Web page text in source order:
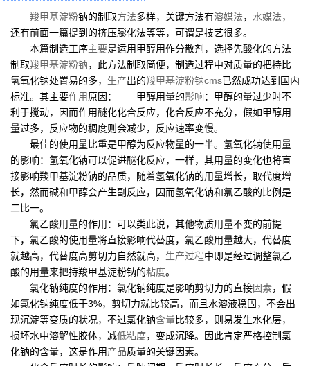
羧甲基淀粉钠的制取方法多样，关键方法有溶媒法， 水媒法，
还有前面一篇提到的挤压膨化法等等，可谓是技艺很多。
本篇制造工序主要是运用甲醇用作分散剂，选择先酸化的方法
制取羧甲基淀粉钠，此方法制取简便，制造过程中对质量的把持比
氢氧化钠处置易的多， 生产出的羧甲基淀粉钠cms已然成功达到国内
标准。其主要作用原因： 甲醇用量的影响：甲醇的量过少时不
利于搅动，因而作用醚化化合反应，化合反应不充分，假如甲醇用
量过多，反应物的稠度则会减少，反应速率变慢。
最佳的使用量比重是甲醇为反应物量的一半。氢氧化钠使用量
的影响：氢氧化钠可以促进醚化反应，一样，其用量的变化也将直
接影响羧甲基淀粉钠的品质，随着氢氧化钠的用量增长，取代度增
长，然而碱和甲醇会产生副反应，因而氢氧化钠和氯乙酸的比例是
二比一。
氯乙酸用量的作用：可以类此说，其他物质用量不变的前提
下，氯乙酸的使用量将直接影响代替度，氯乙酸用量越大，代替度
就越高，代替度高剪切力自然就高， 生产过程中即是经过调整氯乙
酸的用量来把持羧甲基淀粉钠的粘度。
氯化钠纯度的作用：氯化钠纯度是影响剪切力的直接因素，假
如氯化钠纯度低于3%，剪切力就比较高，而且水溶液稳固，不会出
现沉淀等变质的状况，不过氯化钠含量比较多，则易发生水化层，
损坏水中溶解性胶体，减低粘度，变成沉降。因此肯定严格控制氯
化钠的含量，这是作用产品质量的关键因素。